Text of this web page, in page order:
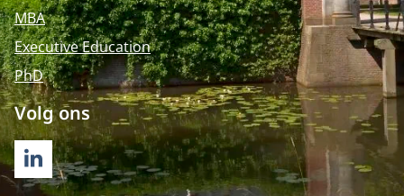
MBA
Executive Education
PhD
Volg ons
LINKEDIN